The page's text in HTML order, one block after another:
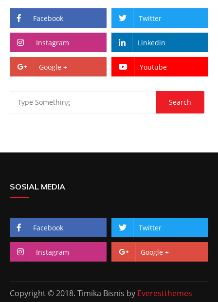
Facebook Twitter
Instagram Linkedin
Google + Youtube
SOSIAL MEDIA
Facebook Twitter
Instagram Google +
Copyright © 2018. Timika Bisnis by Everestthemes